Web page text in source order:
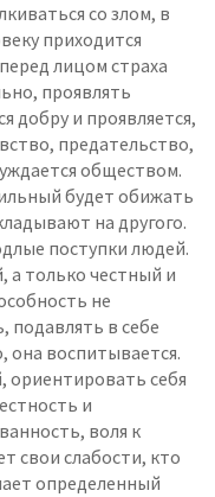
со злом, в
приходится
лицом страха
проявлять
добру и проявляется,
предательство,
обществом.
будет обижать
на другого.
поступки людей.
а только честный и
не
подавлять в себе
она воспитывается.
ориентировать себя
и
воля к
свои слабости, кто
определенный